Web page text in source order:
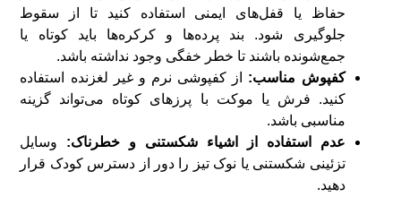
حفاظ یا قفل‌های ایمنی استفاده کنید تا از سقوط
جلوگیری شود. بند پرده‌ها و کرکره‌ها باید کوتاه یا
جمع‌شونده باشند تا خطر خفگی وجود نداشته باشد.
کفپوش مناسب: از کفپوشی نرم و غیر لغزنده استفاده
کنید. فرش یا موکت با پرزهای کوتاه می‌تواند گزینه
مناسبی باشد.
عدم استفاده از اشیاء شکستنی و خطرناک: وسایل
تزئینی شکستنی یا نوک تیز را دور از دسترس کودک قرار
دهید.